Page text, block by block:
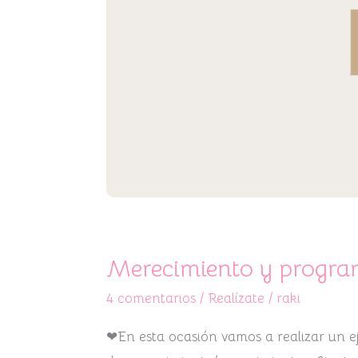
Merecimiento y
4 comentarios / Realízate / raki
❤En esta ocasión vamos a realizar un